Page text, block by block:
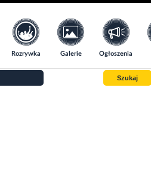
Rozrywka Galerie Ogłoszenia
Szukaj